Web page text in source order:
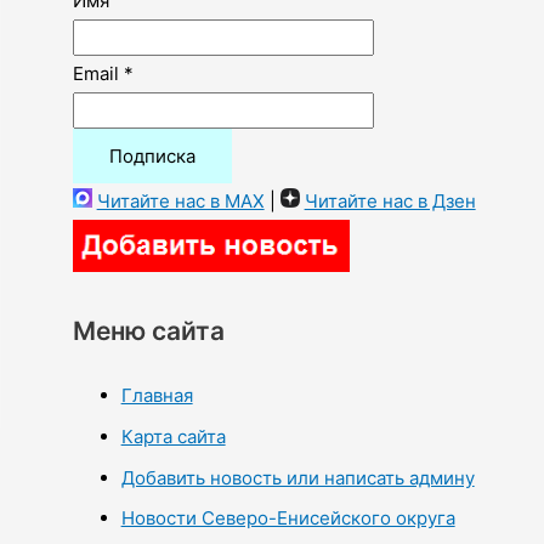
Email *
Читайте нас в MAX Читайте нас в Дзен
Меню сайта
Главная
Карта сайта
Добавить новость или написать админу
Новости Северо-Енисейского округа